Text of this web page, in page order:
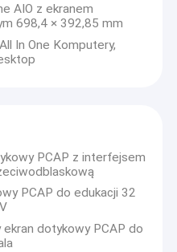
AIO z ekranem
698,4 × 392,85 mm
In One Komputery,
PCAP z interfejsem
PCAP do edukacji 32
dotykowy PCAP do